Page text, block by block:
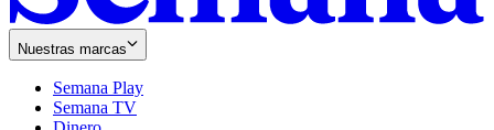
Nuestras marcas
Semana Play
Semana TV